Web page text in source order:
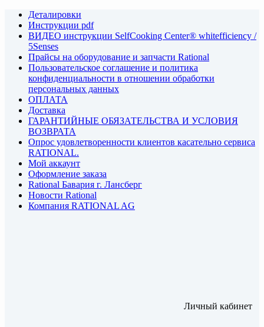
Деталировки
Инструкции pdf
ВИДЕО инструкции SelfCooking Center® whitefficiency /
5Senses
Прайсы на оборудование и запчасти Rational
Пользовательское соглашение и политика
конфиденциальности в отношении обработки
персональных данных
ОПЛАТА
Доставка
ГАРАНТИЙНЫЕ ОБЯЗАТЕЛЬСТВА И УСЛОВИЯ
ВОЗВРАТА
Опрос удовлетворенности клиентов касательно сервиса
RATIONAL.
Мой аккаунт
Оформление заказа
Rational Бавария г. Лансберг
Новости Rational
Компания RATIONAL AG
Личный кабинет